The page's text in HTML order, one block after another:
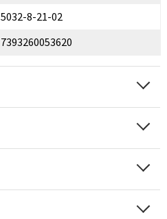
5032-8-21-02
7393260053620